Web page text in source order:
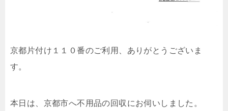
京都片付け１１０番のご利用、ありがとうございま
す。
本日は、京都市へ不用品の回収にお伺いしました。